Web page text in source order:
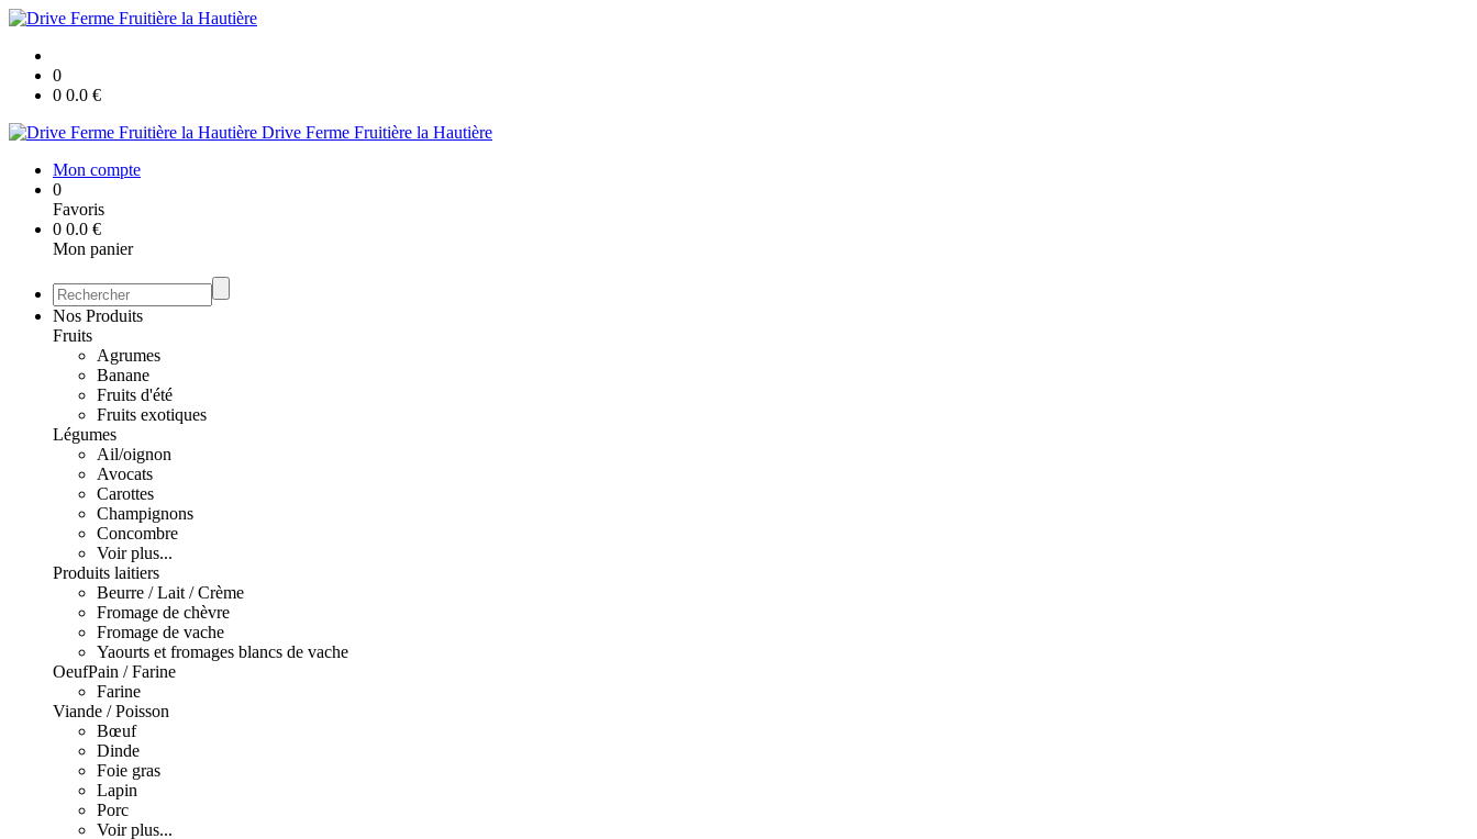
0
0 0.0 €
Drive Ferme Fruitière la Hautière
Mon compte
0
Favoris
0 0.0 €
Mon panier
Nos Produits
Fruits
Agrumes
Banane
Fruits d'été
Fruits exotiques
Légumes
Ail/oignon
Avocats
Carottes
Champignons
Concombre
Voir plus...
Produits laitiers
Beurre / Lait / Crème
Fromage de chèvre
Fromage de vache
Yaourts et fromages blancs de vache
OeufPain / Farine
Farine
Viande / Poisson
Bœuf
Dinde
Foie gras
Lapin
Porc
Voir plus...